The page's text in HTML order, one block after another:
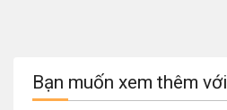
Bạn muốn xem thêm với